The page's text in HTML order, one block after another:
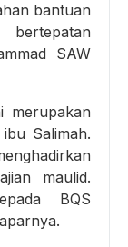
bantuan
SAW
merupakan
Salimah.
maulid.
BQS